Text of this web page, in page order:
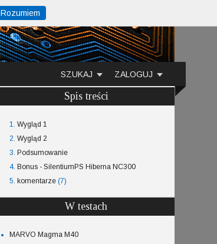
ZALOGUJ
SZUKAJ
Spis treści
1. Wygląd 1
2. Wygląd 2
3. Podsumowanie
4. Bonus - SilentiumPS Hiberna NC300
5. komentarze (7)
W testach
MARVO Magma M40
Rozumiem